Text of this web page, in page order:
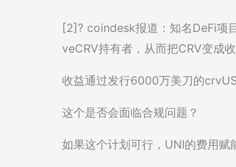
[2]? coindesk报道：知名DeFi项
veCRV持有者，从而把CRV变成收
收益通过发行6000万美刀的
这个是否会面临合规问题？
如果这个计划可行，UNI的费用赋